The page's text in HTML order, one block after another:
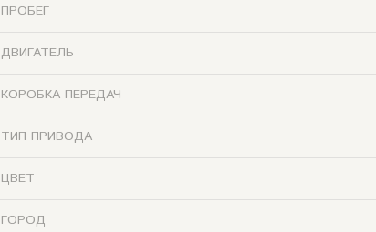
ПРОБЕГ
ДВИГАТЕЛЬ
КОРОБКА ПЕРЕДАЧ
ТИП ПРИВОДА
ЦВЕТ
ГОРОД